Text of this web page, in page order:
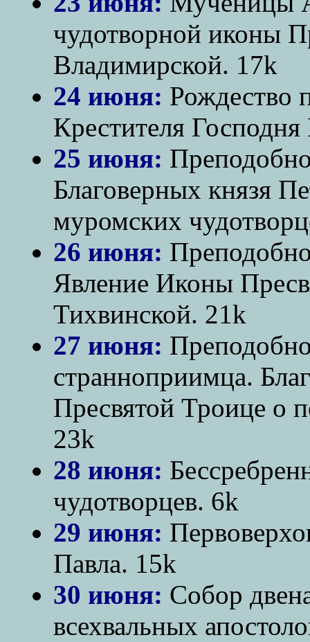
чудотворной иконы
Владимирской. 17k
24 июня: Рождество
Крестителя
25 июня:
Благоверных князя
муромских
26 июня:
Явление Иконы
Тихвинской. 21k
27 июня:
странноприимца.
Пресвятой Троице о
23k
28 июня:
чудотворцев. 6k
29 июня:
Павла. 15k
30 июня: Собор
всехвальных